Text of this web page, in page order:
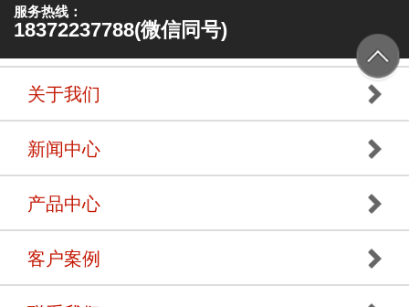
服务热线：
18372237788(微信同号)
关于我们
新闻中心
产品中心
客户案例